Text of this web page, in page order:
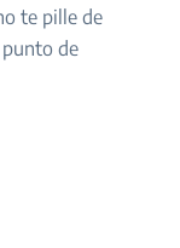
te pille de
de